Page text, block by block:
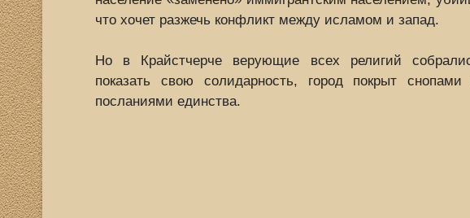
что хочет разжечь конфликт между исламом и запад.
Но в Крайстчерче верующие всех религий
показать свою солидарность, город покрыт
посланиями единства.